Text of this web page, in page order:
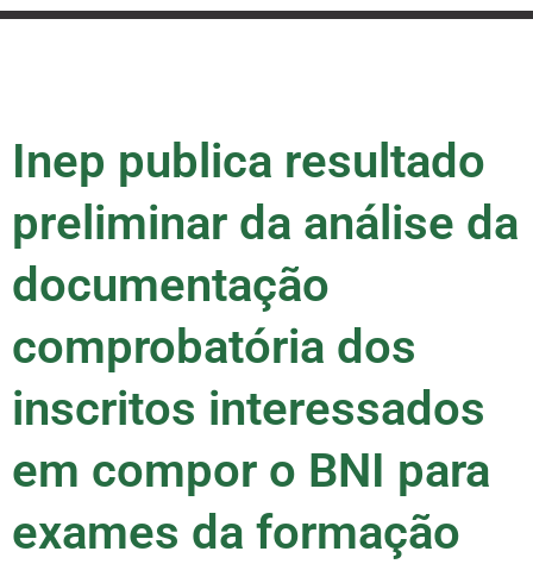
Inep publica resultado
preliminar da análise da
documentação
comprobatória dos
inscritos interessados
em compor o BNI para
exames da formação